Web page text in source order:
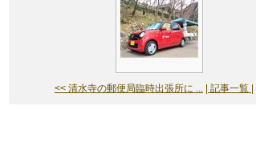
<< 清水寺の郵便局臨時出張所に ... | 記事一覧 |